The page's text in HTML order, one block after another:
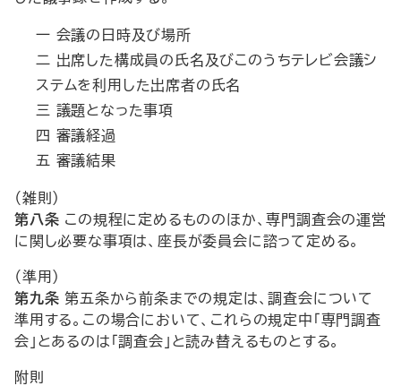
一 会議の日時及び場所
二 出席した構成員の氏名及びこのうちテレビ会議シ
ステムを利用した出席者の氏名
三 議題となった事項
四 審議経過
五 審議結果
（雑則）
第八条 この規程に定めるもののほか、専門調査会の運営
に関し必要な事項は、座長が委員会に諮って定める。
（準用）
第九条 第五条から前条までの規定は、調査会について
準用する。この場合において、これらの規定中「専門調査
会」とあるのは「調査会」と読み替えるものとする。
附則